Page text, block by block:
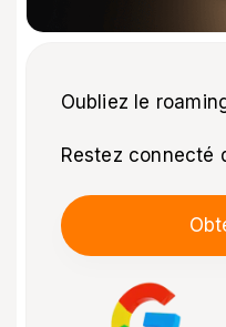
Oubliez le
Restez connecté